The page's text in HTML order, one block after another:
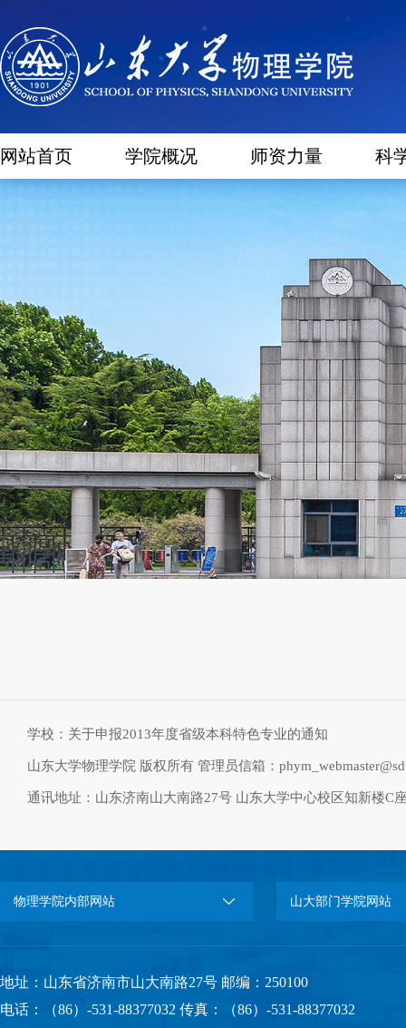
网站首页 学院概况 师资力量 科
学校：关于申报2013年度省级本科特色专业的通知
山东大学物理学院 版权所有 管理员信箱：
通讯地址：山东济南山大南路27号 山东大学中心校区知新楼C
物理学院内部网站 山大部门学院网站
地址：山东省济南市山大南路27号 邮编：250100
电话：（86）-531-88377032 传真：（86）-531-88377032